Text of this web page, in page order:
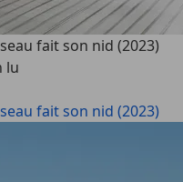
fait son nid (2023)
lu
fait son nid (2023)